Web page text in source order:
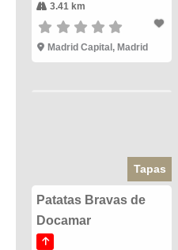
3.41 km
Madrid Capital , Madrid
Tapas
Patatas Bravas de
Docamar